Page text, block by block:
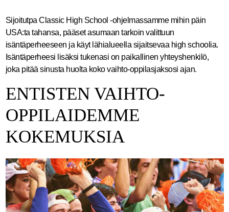
Sijoitutpa Classic High School -ohjelmassamme mihin päin
USA:ta tahansa, pääset asumaan tarkoin valittuun
isäntäperheeseen ja käyt lähialueella sijaitsevaa high schoolia.
Isäntäperheesi lisäksi tukenasi on paikallinen yhteyshenkilö,
joka pitää sinusta huolta koko vaihto-oppilasjaksosi ajan.
ENTISTEN VAIHTO-
OPPILAIDEMME
KOKEMUKSIA